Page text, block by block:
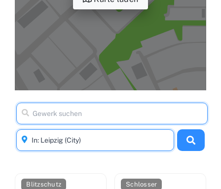
Blitzschutz Schlosser